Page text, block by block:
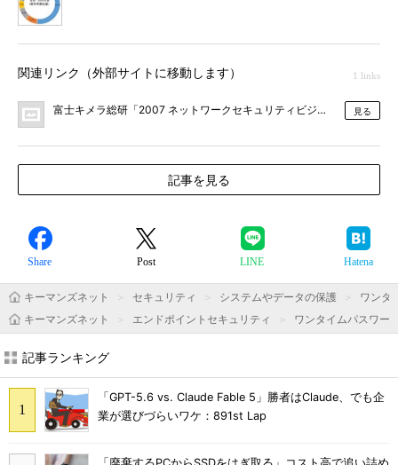
関連リンク（外部サイトに移動します） 1 links
富士キメラ総研「2007 ネットワークセキュリティビジネス調査総覧」
見る
記事を見る
Share Post LINE Hatena
キーマンズネット セキュリティ システムやデータの保護
ワンタ
キーマンズネット
エンドポイントセキュリティ ワンタイムパスワー
記事ランキング
「GPT-5.6 vs. Claude Fable 5」勝者はClaude、でも企
業が選びづらいワケ：891st Lap